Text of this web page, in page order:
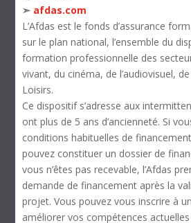
➣ afdas.com
L’Afdas est le fonds d’assurance
sur le plan national, l’ensemble du
formation professionnelle des
vivant, du cinéma, de l’audiovisuel,
Loisirs.
Ce dispositif s’adresse aux
ont plus de 5 ans d’ancienneté. Si
conditions habituelles de
pouvez constituer un dossier de
vous n’êtes pas recevable, l’Afdas
demande de financement après la
projet. Vous pouvez vous inscrire à
améliorer vos compétences